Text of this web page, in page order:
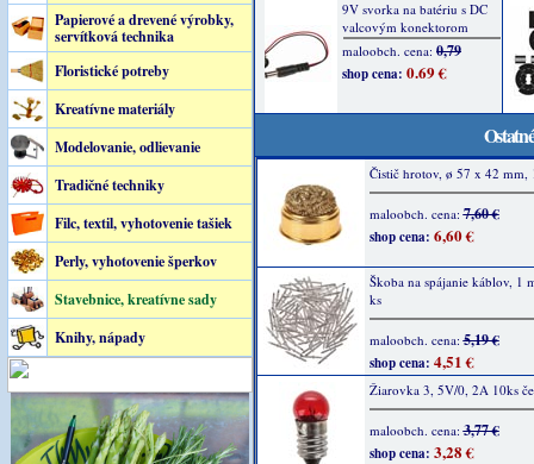
Papierové a drevené výrobky,
servítková technika
Floristické potreby
Kreatívne materiály
Modelovanie, odlievanie
Tradičné techniky
Filc, textil, vyhotovenie tašiek
Perly, vyhotovenie šperkov
Stavebnice, kreatívne sady
Knihy, nápady
Čistič hrotov, ø 57 x 42 mm,
maloobch. cena:7,60 €
shop cena: 6,60 €
Škoba na spájanie káblov, 1
ks
maloobch. cena:5,19 €
shop cena: 4,51 €
Žiarovka 3, 5V/0, 2A 10ks
maloobch. cena:3,77 €
shop cena: 3,28 €